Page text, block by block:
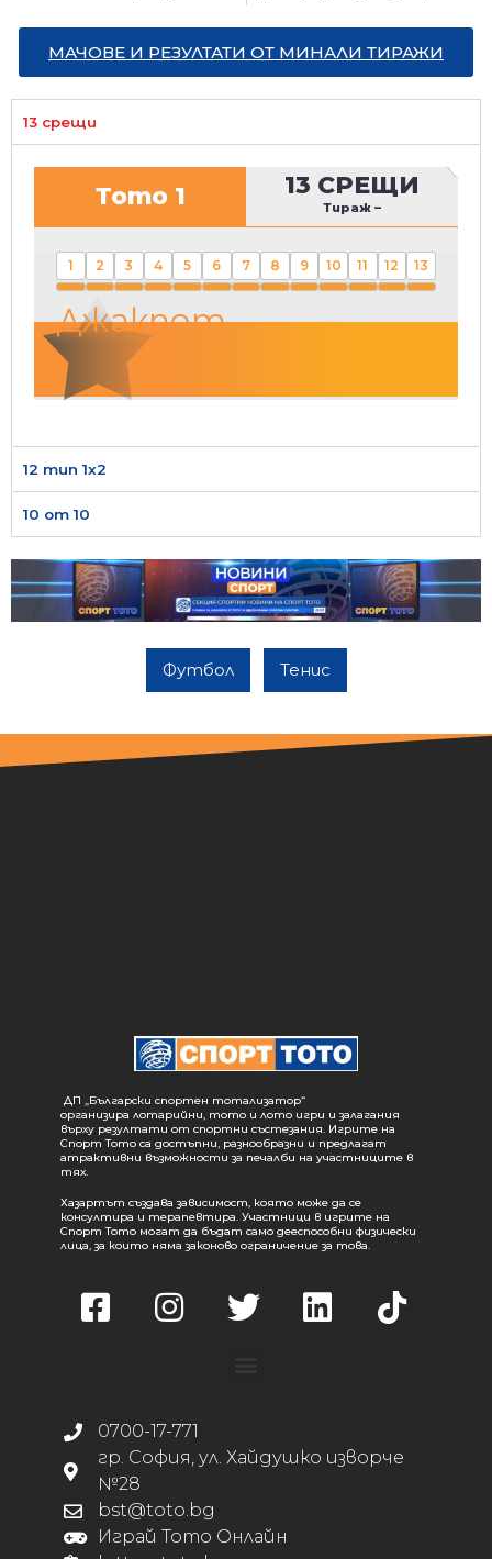
МАЧОВЕ И РЕЗУЛТАТИ ОТ МИНАЛИ ТИРАЖИ
13 срещи
Тото 1 13 СРЕЩИ
Тираж –
1 2 3 4 5 6 7 8 9 10 11 12 13
Джакпот
12 тип 1х2
10 от 10
Футбол Тенис
ДП „Български спортен тотализатор“
организира лотарийни, тото и лото игри и залагания
върху резултати от спортни състезания. Игрите на
Спорт Тото са достъпни, разнообразни и предлагат
атрактивни възможности за печалби на участниците в
тях.
Хазартът създава зависимост, която може да се
консултира и терапевтира. Участници в игрите на
Спорт Тото могат да бъдат само дееспособни физически
лица, за които няма законово ограничение за това.
0700-17-771
гр. София, ул. Хайдушко изворче
№28
bst@toto.bg
Играй Тото Онлайн